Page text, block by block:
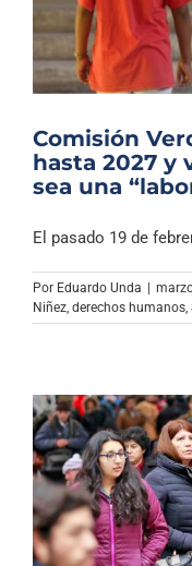
Comisión
hasta 2027 y
sea una
El pasado 19 de
Por Eduardo Unda
Niñez, derechos humanos,